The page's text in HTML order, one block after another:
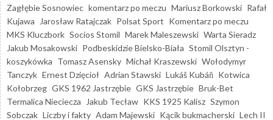
Zagłębie Sosnowiec komentarz po meczu Mariusz Borkowski Rafał
Kujawa
Jarosław Ratajczak Polsat Sport Komentarz po meczu
MKS Kluczbork Socios Stomil Marek Maleszewski Warta Sieradz
Jakub Mosakowski Podbeskidzie Bielsko-Biała Stomil Olsztyn -
koszykówka Tomasz Asensky Michał Kraszewski Wołodymyr
Tanczyk Ernest Dzięcioł Adrian Stawski Lukáš Kubáň Kotwica
Kołobrzeg GKS 1962 Jastrzębie GKS Jastrzębie Bruk-Bet
Termalica Nieciecza
Jakub Tecław KKS 1925 Kalisz Szymon
Sobczak Liczby i fakty Adam Majewski Kącik bukmacherski Lech II